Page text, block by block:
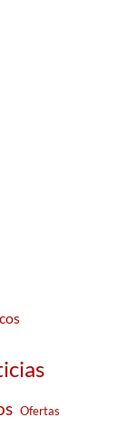
Ofertas